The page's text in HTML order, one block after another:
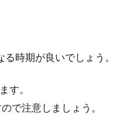
時期が良いでしょう。
す。
で注意しましょう。